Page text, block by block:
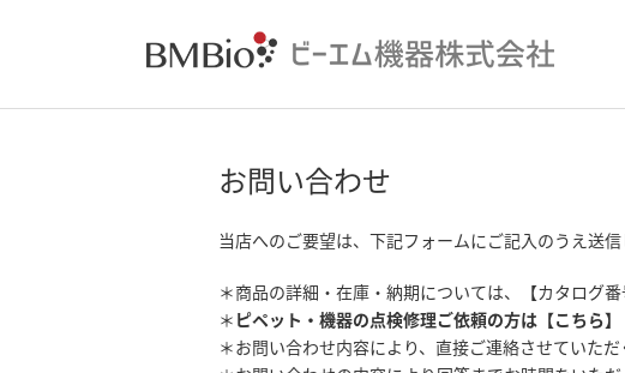
お問い合わせ
当店へのご要望は、下記フォームにご記入のうえ送信
＊商品の詳細・在庫・納期については、【カタログ
＊ ピペット・機器の点検修理ご依頼の方は【こちら】
＊お問い合わせ内容により、直接ご連絡させていただ